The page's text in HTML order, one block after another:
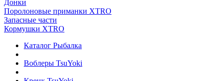
Донки
Поролоновые приманки XTRO
Запасные части
Кормушки XTRO
Каталог Рыбалка
Воблеры TsuYoki